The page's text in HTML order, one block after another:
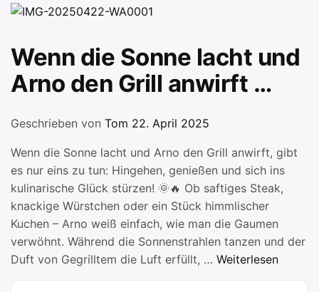
Wenn die Sonne lacht und
Arno den Grill anwirft …
Geschrieben von Tom 22. April 2025
Wenn die Sonne lacht und Arno den Grill anwirft, gibt
es nur eins zu tun: Hingehen, genießen und sich ins
kulinarische Glück stürzen! 🌞🔥 Ob saftiges Steak,
knackige Würstchen oder ein Stück himmlischer
Kuchen – Arno weiß einfach, wie man die Gaumen
verwöhnt. Während die Sonnenstrahlen tanzen und der
Duft von Gegrilltem die Luft erfüllt, … Weiterlesen„Wenn